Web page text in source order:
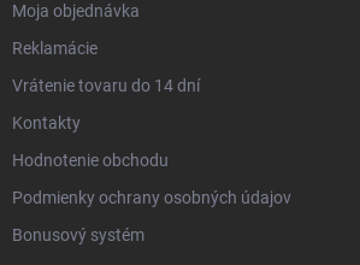
Moja objednávka
Reklamácie
Vrátenie tovaru do 14 dní
Kontakty
Hodnotenie obchodu
Podmienky ochrany osobných údajov
Bonusový systém